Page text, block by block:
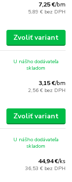
7,25 €/bm
5,89 € bez DPH
Zvoliť variant
3,15 €/bm
2,56 € bez DPH
U nášho dodávateľa
skladom
Zvoliť variant
44,94 €/ks
36,53 € bez DPH
U nášho dodávateľa
skladom